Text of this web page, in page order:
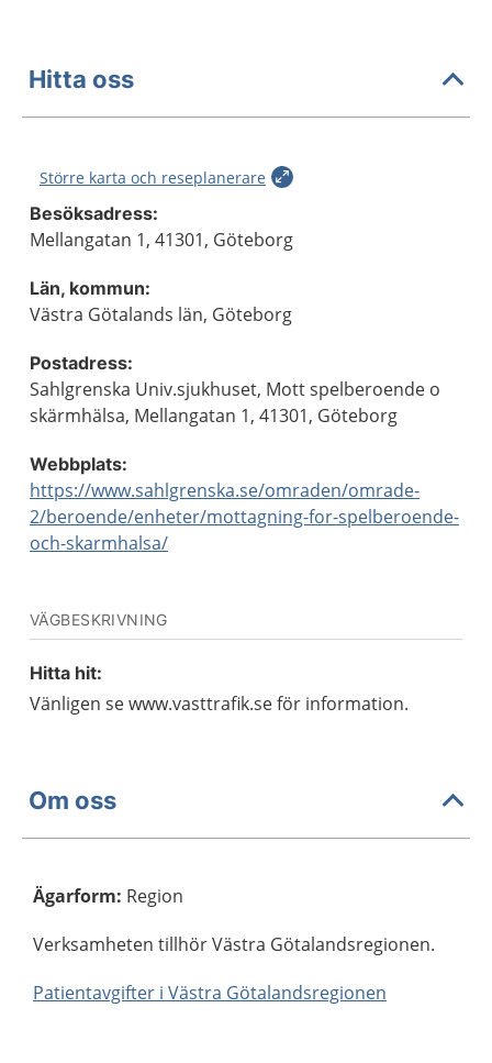
Hitta oss
Större karta och reseplanerare
Besöksadress:
Mellangatan 1, 41301, Göteborg
Län, kommun:
Västra Götalands län, Göteborg
Postadress:
Sahlgrenska Univ.sjukhuset, Mott spelberoende o
skärmhälsa, Mellangatan 1, 41301, Göteborg
Webbplats:
https://www.sahlgrenska.se/omraden/omrade-
2/beroende/enheter/mottagning-for-spelberoende-
och-skarmhalsa/
VÄGBESKRIVNING
Hitta hit:
Vänligen se www.vasttrafik.se för information.
Om oss
Ägarform: Region
Verksamheten tillhör Västra Götalandsregionen.
Patientavgifter i Västra Götalandsregionen